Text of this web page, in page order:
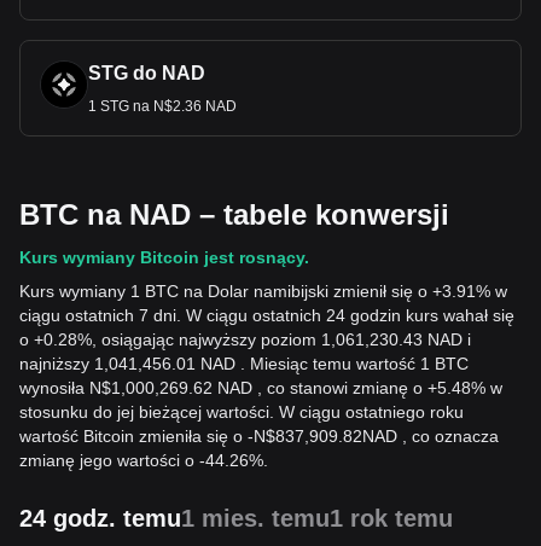
STG do NAD
1 STG na N$2.36 NAD
BTC na NAD – tabele konwersji
Kurs wymiany Bitcoin jest rosnący.
Kurs wymiany 1 BTC na Dolar namibijski zmienił się o +3.91% w
ciągu ostatnich 7 dni. W ciągu ostatnich 24 godzin kurs wahał się
o +0.28%, osiągając najwyższy poziom 1,061,230.43 NAD i
najniższy 1,041,456.01 NAD . Miesiąc temu wartość 1 BTC
wynosiła N$1,000,269.62 NAD , co stanowi zmianę o +5.48% w
stosunku do jej bieżącej wartości. W ciągu ostatniego roku
wartość Bitcoin zmieniła się o -N$837,909.82NAD , co oznacza
zmianę jego wartości o -44.26%.
24 godz. temu1 mies. temu1 rok temu